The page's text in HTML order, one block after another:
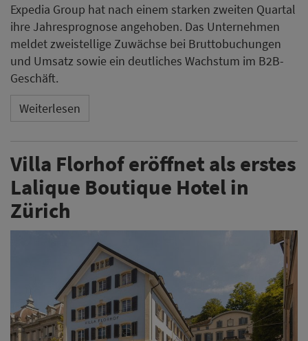
Expedia Group hat nach einem starken zweiten Quartal
ihre Jahresprognose angehoben. Das Unternehmen
meldet zweistellige Zuwächse bei Bruttobuchungen
und Umsatz sowie ein deutliches Wachstum im B2B-
Geschäft.
Weiterlesen
Villa Florhof eröffnet als erstes
Lalique Boutique Hotel in
Zürich